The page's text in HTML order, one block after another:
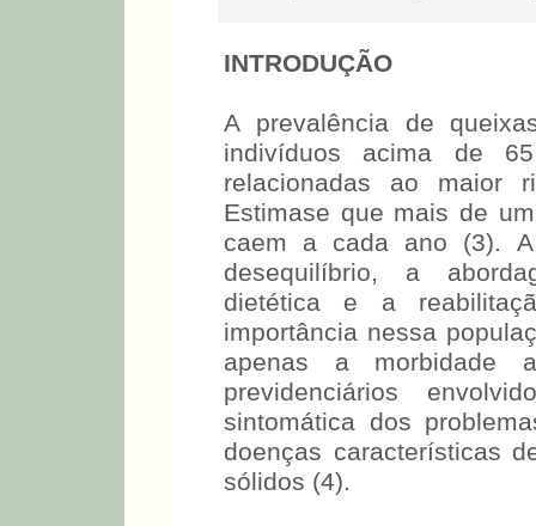
INTRODUÇÃO
A prevalência de
indivíduos acima de
relacionadas ao maior
Estimase que mais de
caem a cada ano (3).
desequilíbrio, a
dietética e a
importância nessa
apenas a morbidade
previdenciários
sintomática dos
doenças características
sólidos (4).